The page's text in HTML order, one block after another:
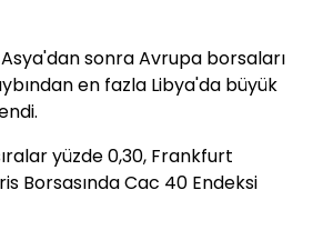
sonra Avrupa borsaları
en fazla Libya'da büyük
yüzde 0,30, Frankfurt
Borsasında Cac 40 Endeksi